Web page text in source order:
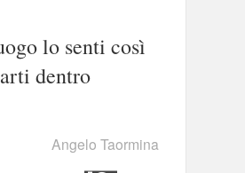
lo senti così
dentro
Angelo Taormina